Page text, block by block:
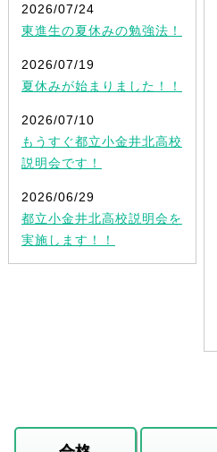
2026/07/24
東進生の夏休みの勉強法！
2026/07/19
夏休みが始まりました！！
2026/07/10
もうすぐ都立小金井北高校
説明会です！
2026/06/29
都立小金井北高校説明会を
実施します！！